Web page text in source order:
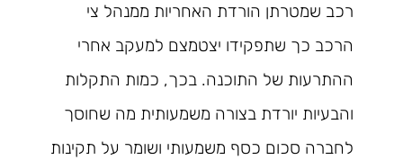
רכב שמטרתן הורדת האחריות ממנהל צי
הרכב כך שתפקידו יצטמצם למעקב אחרי
ההתרעות של התוכנה. בכך, כמות התקלות
והבעיות יורדת בצורה משמעותית מה שחוסך
לחברה סכום כסף משמעותי ושומר על תקינות